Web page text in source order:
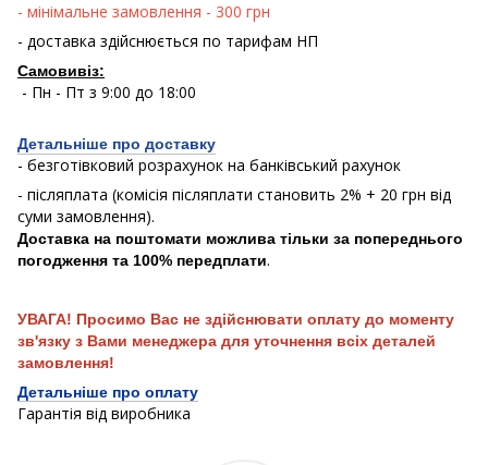
- мінімальне замовлення - 300 грн
- доставка здійснюється по тарифам НП
Самовивіз:
- Пн - Пт з 9:00 до 18:00
Детальніше про доставку
- безготівковий розрахунок на банківський рахунок
- післяплата (комісія післяплати становить 2% + 20 грн від
суми замовлення).
Доставка на поштомати можлива тільки за попереднього
погодження та 100% передплати.
УВАГА! Просимо Вас не здійснювати оплату до моменту
зв'язку з Вами менеджера для уточнення всіх деталей
замовлення!
Детальніше про оплату
Гарантія від виробника